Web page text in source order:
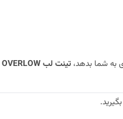
به شما بدهد، تینت لب OVERLOW